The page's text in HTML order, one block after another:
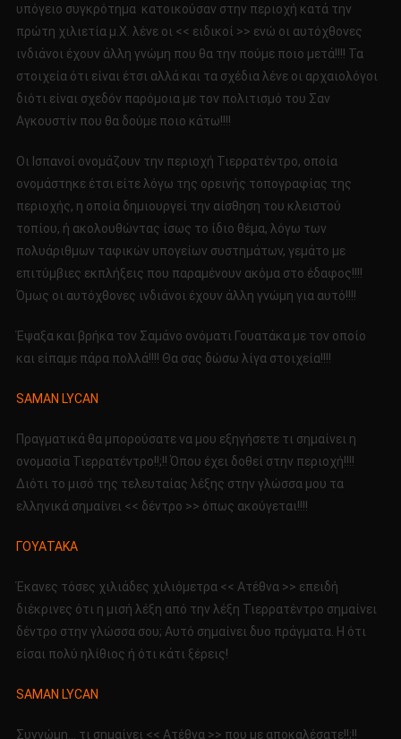
υπόγειο συγκρότημα κατοικούσαν στην περιοχή κατά την
πρώτη χιλιετία μ.Χ. λένε οι << ειδικοί >> ενώ οι αυτόχθονες
ινδιάνοι έχουν άλλη γνώμη που θα την πούμε ποιο μετά!!!! Τα
στοιχεία ότι είναι έτσι αλλά και τα σχέδια λένε οι αρχαιολόγοι
διότι είναι σχεδόν παρόμοια με τον πολιτισμό του Σαν
Αγκουστίν που θα δούμε ποιο κάτω!!!!
Οι Ισπανοί ονομάζουν την περιοχή Τιερρατέντρο, οποία
ονομάστηκε έτσι είτε λόγω της ορεινής τοπογραφίας της
περιοχής, η οποία δημιουργεί την αίσθηση του κλειστού
τοπίου, ή ακολουθώντας ίσως το ίδιο θέμα, λόγω των
πολυάριθμων ταφικών υπογείων συστημάτων, γεμάτο με
επιτύμβιες εκπλήξεις που παραμένουν ακόμα στο έδαφος!!!!
Όμως οι αυτόχθονες ινδιάνοι έχουν άλλη γνώμη για αυτό!!!!
Έψαξα και βρήκα τον Σαμάνο ονόματι Γουατάκα με τον οποίο
και είπαμε πάρα πολλά!!!! Θα σας δώσω λίγα στοιχεία!!!!
SAMAN LYCAN
Πραγματικά θα μπορούσατε να μου εξηγήσετε τι σημαίνει η
ονομασία Τιερρατέντρο!!;!! Όπου έχει δοθεί στην περιοχή!!!!
Διότι το μισό της τελευταίας λέξης στην γλώσσα μου τα
ελληνικά σημαίνει << δέντρο >> όπως ακούγεται!!!!
ΓΟΥΑΤΑΚΑ
Έκανες τόσες χιλιάδες χιλιόμετρα << Ατέθνα >> επειδή
διέκρινες ότι η μισή λέξη από την λέξη Τιερρατέντρο σημαίνει
δέντρο στην γλώσσα σου; Αυτό σημαίνει δυο πράγματα. Η ότι
είσαι πολύ ηλίθιος ή ότι κάτι ξέρεις!
SAMAN LYCAN
Συγνώμη… τι σημαίνει << Ατέθνα >> που με αποκαλέσατε!!;!!